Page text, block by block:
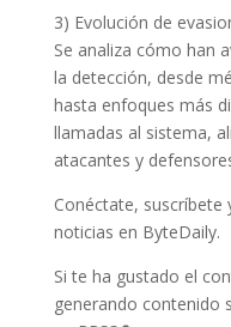
3) Evolución de
Se analiza cómo han
la detección, desde
hasta enfoques más
llamadas al sistema,
atacantes y
Conéctate, suscríbete
noticias en ByteDaily.
Si te ha gustado el
generando contenido